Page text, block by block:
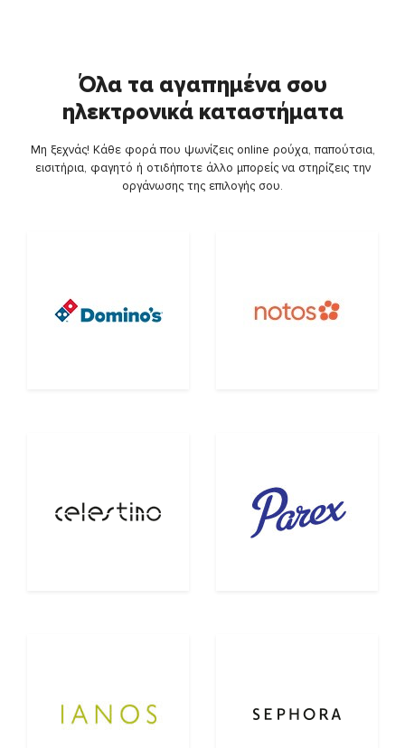
Όλα τα αγαπημένα σου
ηλεκτρονικά καταστήματα
Μη ξεχνάς! Κάθε φορά που ψωνίζεις online ρούχα, παπούτσια,
εισιτήρια, φαγητό ή οτιδήποτε άλλο μπορείς να στηρίζεις την
οργάνωσης της επιλογής σου.